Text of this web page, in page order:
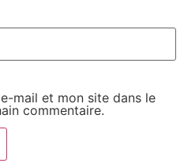
mail et mon site dans le
commentaire.